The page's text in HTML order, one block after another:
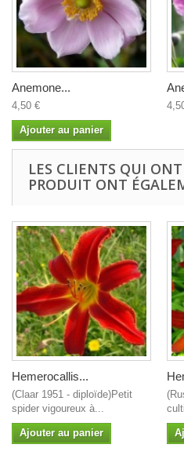
Anemone...
4,50 €
Ajouter au panier
LES CLIENTS QUI
PRODUIT ONT
Hemerocallis...
(Claar 1951 - diploïde)Petit
spider vigoureux à...
Ajouter au panier